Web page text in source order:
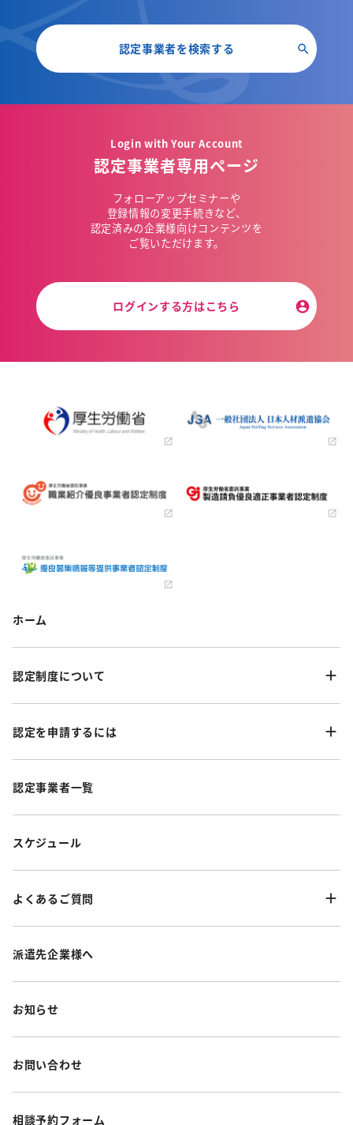
認定事業者を検索する
Login with Your Account
認定事業者専用ページ
フォローアップセミナーや
登録情報の変更手続きなど、
認定済みの企業様向けコンテンツを
ご覧いただけます。
ログインする方はこちら
ホーム
認定制度について
認定を申請するには
認定事業者一覧
スケジュール
よくあるご質問
派遣先企業様へ
お知らせ
お問い合わせ
相談予約フォーム